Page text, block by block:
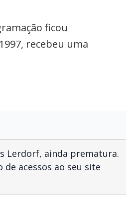
ficou
recebeu uma
Lerdorf, ainda prematura.
acessos ao seu site